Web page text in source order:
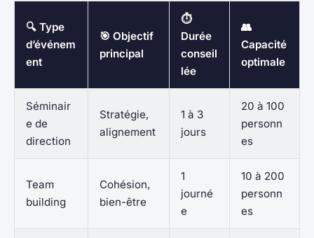
🔍 Type
d’événem
ent
🎯 Objectif
principal
⏱️
Durée
conseil
lée
👥
Capacité
optimale
Séminair
e de
direction
Stratégie,
alignement
1 à 3
jours
20 à 100
personn
es
Team
building
Cohésion,
bien-être
1
journé
e
10 à 200
personn
es